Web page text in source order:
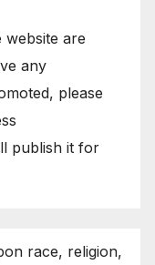
are
any
please
publish it for
race, religion,